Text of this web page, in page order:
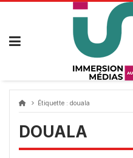
Passer
Étiquette : douala
DOUALA